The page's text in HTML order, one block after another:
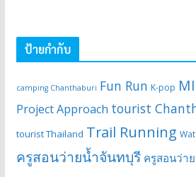
ป้ายกำกับ
camping Chanthaburi Fun Run K-pop
Project Approach tourist
tourist Thailand Trail Running
ครูสอนว่ายน้ำจันทบุรี ครูสอนว่า